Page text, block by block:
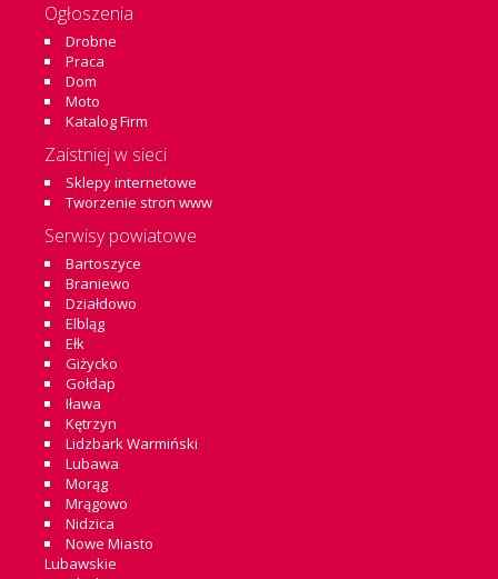
Ogłoszenia
Drobne
Praca
Dom
Moto
Katalog Firm
Zaistniej w sieci
Sklepy internetowe
Tworzenie stron www
Serwisy powiatowe
Bartoszyce
Braniewo
Działdowo
Elbląg
Ełk
Giżycko
Gołdap
Iława
Kętrzyn
Lidzbark Warmiński
Lubawa
Morąg
Mrągowo
Nidzica
Nowe Miasto
Lubawskie